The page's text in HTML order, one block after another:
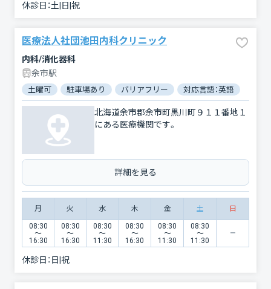
休診日：土|日|祝
医療法人社団池田内科クリニック
内科/消化器科
余市駅
土曜可 駐車場あり バリアフリー 対応言語：英語
北海道余市郡余市町黒川町９１１番地１
にある医療機関です。
詳細を見る
月 火 水 木 金 土 日
08:30
〜
16:30
08:30
〜
16:30
08:30
〜
11:30
08:30
〜
16:30
08:30
〜
11:30
08:30
〜
11:30
休診日： 日|祝